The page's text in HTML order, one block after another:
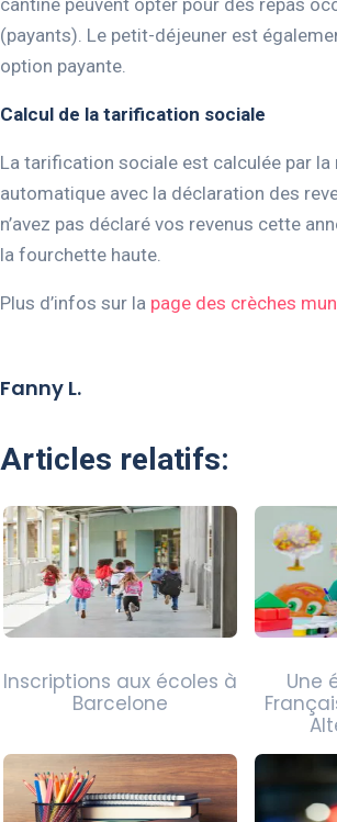
(payants). Le petit-déjeuner est
option payante.
Calcul de la tarification sociale
La tarification sociale est calculée par la
automatique avec la déclaration des
n’avez pas déclaré vos revenus cette
la fourchette haute.
Plus d’infos sur la page des crèches
Fanny L.
Articles relatifs:
Inscriptions aux écoles à
Barcelone
Une